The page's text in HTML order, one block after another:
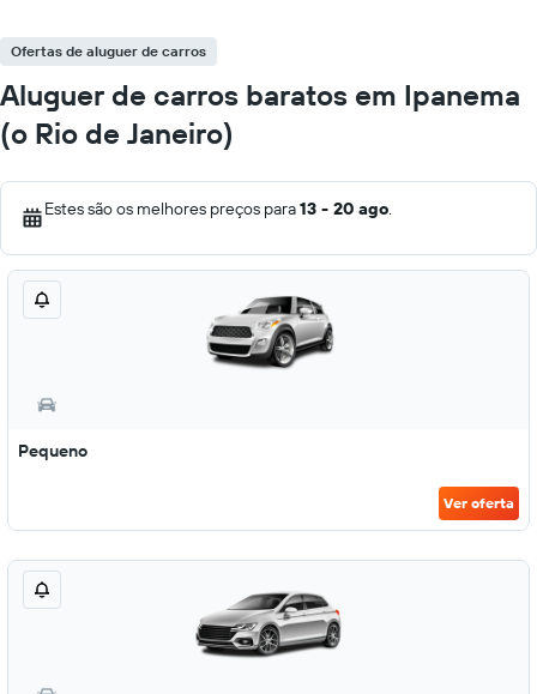
Ofertas de aluguer de carros
Aluguer de carros baratos em Ipanema
(o Rio de Janeiro)
Estes são os melhores preços para13 - 20 ago.
Pequeno
Ver oferta